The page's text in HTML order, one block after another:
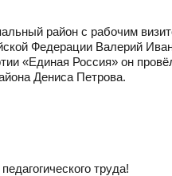
район с рабочим
Федерации Валерий
«Единая Россия» он
Дениса Петрова.
труда!